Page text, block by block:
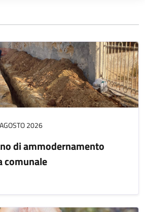
2026
di ammodernamento
comunale